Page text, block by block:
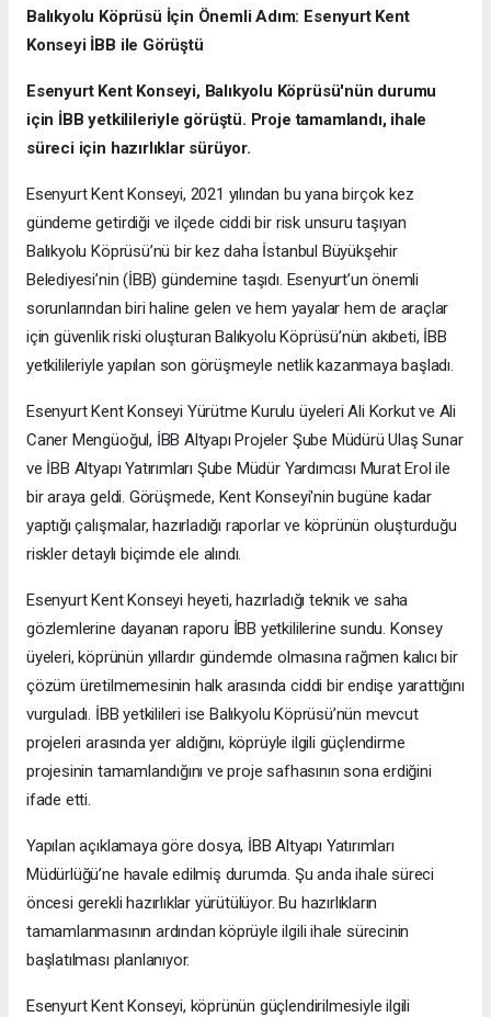
Balıkyolu Köprüsü İçin Önemli Adım: Esenyurt Kent
Konseyi İBB ile Görüştü
Esenyurt Kent Konseyi, Balıkyolu Köprüsü'nün durumu
için İBB yetkilileriyle görüştü. Proje tamamlandı, ihale
süreci için hazırlıklar sürüyor.
Esenyurt Kent Konseyi, 2021 yılından bu yana birçok kez
gündeme getirdiği ve ilçede ciddi bir risk unsuru taşıyan
Balıkyolu Köprüsü’nü bir kez daha İstanbul Büyükşehir
Belediyesi’nin (İBB) gündemine taşıdı. Esenyurt’un önemli
sorunlarından biri haline gelen ve hem yayalar hem de araçlar
için güvenlik riski oluşturan Balıkyolu Köprüsü’nün akıbeti, İBB
yetkilileriyle yapılan son görüşmeyle netlik kazanmaya başladı.
Esenyurt Kent Konseyi Yürütme Kurulu üyeleri Ali Korkut ve Ali
Caner Mengüoğul, İBB Altyapı Projeler Şube Müdürü Ulaş Sunar
ve İBB Altyapı Yatırımları Şube Müdür Yardımcısı Murat Erol ile
bir araya geldi. Görüşmede, Kent Konseyi'nin bugüne kadar
yaptığı çalışmalar, hazırladığı raporlar ve köprünün oluşturduğu
riskler detaylı biçimde ele alındı.
Esenyurt Kent Konseyi heyeti, hazırladığı teknik ve saha
gözlemlerine dayanan raporu İBB yetkililerine sundu. Konsey
üyeleri, köprünün yıllardır gündemde olmasına rağmen kalıcı bir
çözüm üretilmemesinin halk arasında ciddi bir endişe yarattığını
vurguladı. İBB yetkilileri ise Balıkyolu Köprüsü’nün mevcut
projeleri arasında yer aldığını, köprüyle ilgili güçlendirme
projesinin tamamlandığını ve proje safhasının sona erdiğini
ifade etti.
Yapılan açıklamaya göre dosya, İBB Altyapı Yatırımları
Müdürlüğü’ne havale edilmiş durumda. Şu anda ihale süreci
öncesi gerekli hazırlıklar yürütülüyor. Bu hazırlıkların
tamamlanmasının ardından köprüyle ilgili ihale sürecinin
başlatılması planlanıyor.
Esenyurt Kent Konseyi, köprünün güçlendirilmesiyle ilgili